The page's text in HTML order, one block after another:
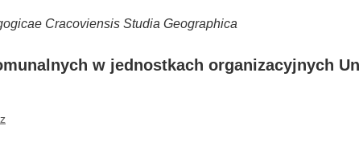
Cracoviensis Studia Geographica
w jednostkach organizacyjnych